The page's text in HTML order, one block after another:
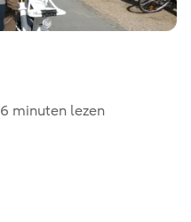
6 minuten lezen